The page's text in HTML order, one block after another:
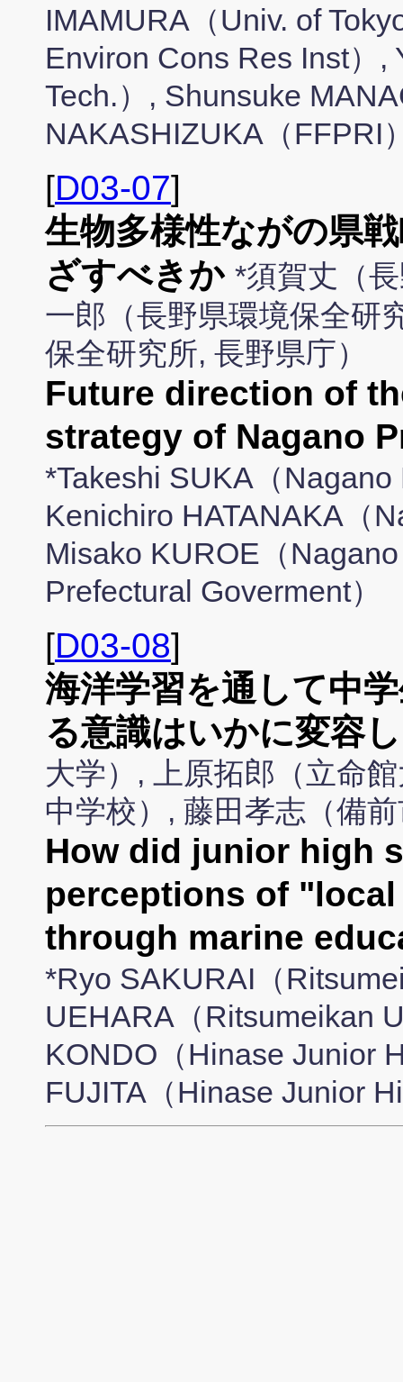
IMAMURA（Univ. of
Environ Cons Res Inst）,
Tech.）, Shunsuke
NAKASHIZUKA（FFPRI
[D03-07]
生物多様性ながの県
ざすべきか *須賀丈（
一郎（長野県環境保全研
保全研究所, 長野県庁）
Future direction of
strategy of Nagano
*Takeshi SUKA（
Kenichiro HATANAKA（
Misako KUROE（
Prefectural Goverment）
[D03-08]
海洋学習を通して中
る意識はいかに変容
大学）, 上原拓郎（立命
中学校）, 藤田孝志（備
How did junior high
perceptions of
through marine
*Ryo SAKURAI（
UEHARA（Ritsumeikan
KONDO（Hinase Junior
FUJITA（Hinase Junior